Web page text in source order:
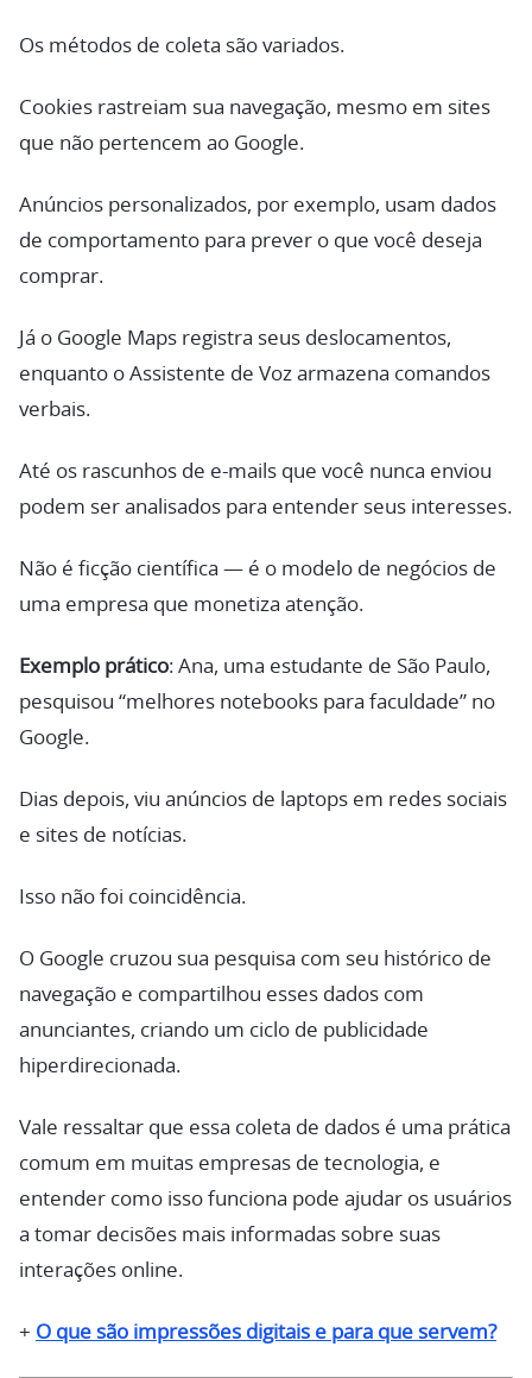
Os métodos de coleta são variados.
Cookies rastreiam sua navegação, mesmo em sites
que não pertencem ao Google.
Anúncios personalizados, por exemplo, usam dados
de comportamento para prever o que você deseja
comprar.
Já o Google Maps registra seus deslocamentos,
enquanto o Assistente de Voz armazena comandos
verbais.
Até os rascunhos de e-mails que você nunca enviou
podem ser analisados para entender seus interesses.
Não é ficção científica — é o modelo de negócios de
uma empresa que monetiza atenção.
Exemplo prático: Ana, uma estudante de São Paulo,
pesquisou “melhores notebooks para faculdade” no
Google.
Dias depois, viu anúncios de laptops em redes sociais
e sites de notícias.
Isso não foi coincidência.
O Google cruzou sua pesquisa com seu histórico de
navegação e compartilhou esses dados com
anunciantes, criando um ciclo de publicidade
hiperdirecionada.
Vale ressaltar que essa coleta de dados é uma prática
comum em muitas empresas de tecnologia, e
entender como isso funciona pode ajudar os usuários
a tomar decisões mais informadas sobre suas
interações online.
+ O que são impressões digitais e para que servem?